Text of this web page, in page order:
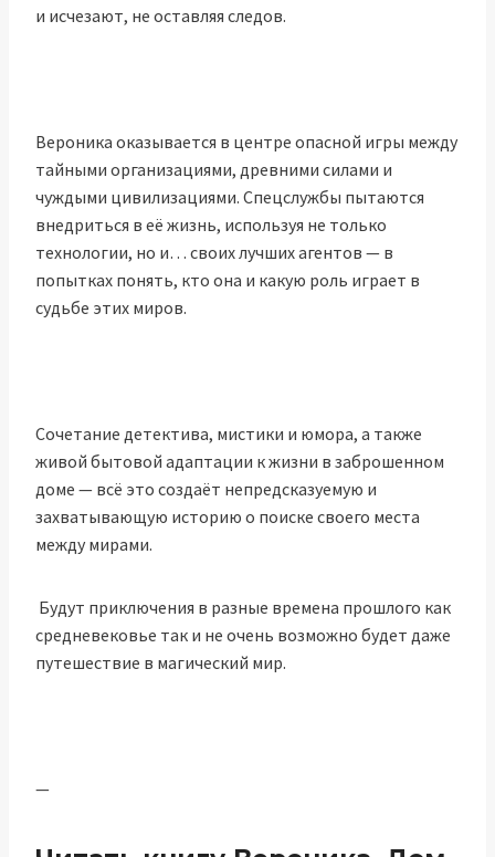
и исчезают, не оставляя следов.
Вероника оказывается в центре опасной игры между
тайными организациями, древними силами и
чуждыми цивилизациями. Спецслужбы пытаются
внедриться в её жизнь, используя не только
технологии, но и… своих лучших агентов — в
попытках понять, кто она и какую роль играет в
судьбе этих миров.
Сочетание детектива, мистики и юмора, а также
живой бытовой адаптации к жизни в заброшенном
доме — всё это создаёт непредсказуемую и
захватывающую историю о поиске своего места
между мирами.
Будут приключения в разные времена прошлого как
средневековье так и не очень возможно будет даже
путешествие в магический мир.
—